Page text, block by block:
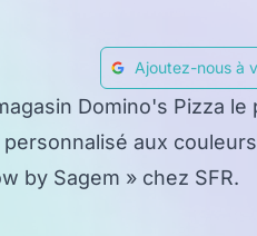
Ajoutez-nous à
Domino's Pizza le
aux couleurs
by Sagem » chez SFR.